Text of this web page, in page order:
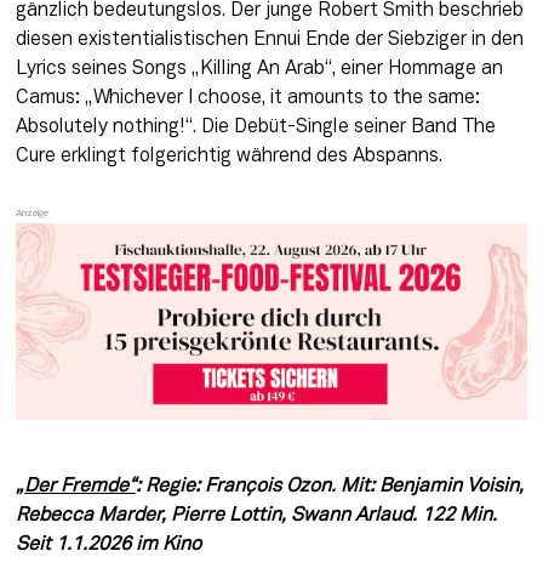
gänzlich bedeutungslos. Der junge Robert Smith beschrieb
diesen existentialistischen Ennui Ende der Siebziger in den
Lyrics seines Songs „Killing An Arab“, einer Hommage an
Camus: „Whichever I choose, it amounts to the same:
Absolutely nothing!“. Die Debüt-Single seiner Band The
Cure erklingt folgerichtig während des Abspanns.
„Der Fremde“: Regie: François Ozon. Mit: Benjamin Voisin,
Rebecca Marder, Pierre Lottin, Swann Arlaud. 122 Min.
Seit 1.1.2026 im Kino